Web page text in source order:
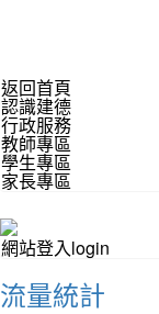
返回首頁
認識建德
行政服務
教師專區
學生專區
家長專區
網站登入login
流量統計